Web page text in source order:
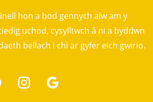
hon a bod gennych alw am y
uchod, cysylltwch â ni a byddwn
bellach i chi ar gyfer eich gwirio.